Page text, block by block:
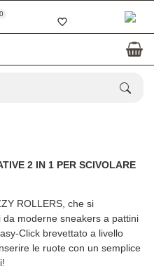
0
2 IN 1 PER SCIVOLARE
ROLLERS , che si
moderne sneakers a pattini
Click brevettato a livello
le ruote con un semplice